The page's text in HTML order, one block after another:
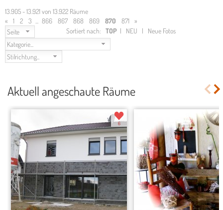
13.905 - 13.921 von 13.922 Räume
«
1 2 3 866 867 868 869 870 871 »
Seite
Sortiert nach: TOP | NEU | Neue Fotos
Kategorie...
Stilrichtung...
Aktuell angeschaute Räume
6